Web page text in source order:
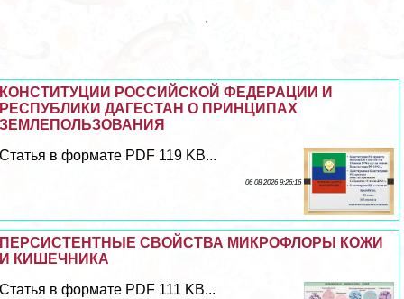
КОНСТИТУЦИИ РОССИЙСКОЙ ФЕДЕРАЦИИ И
РЕСПУБЛИКИ ДАГЕСТАН О ПРИНЦИПАХ
ЗЕМЛЕПОЛЬЗОВАНИЯ
Статья в формате PDF 119 KB...
06 08 2026 9:26:16
ПЕРСИСТЕНТНЫЕ СВОЙСТВА МИКРОФЛОРЫ КОЖИ
И КИШЕЧНИКА
Статья в формате PDF 111 KB...